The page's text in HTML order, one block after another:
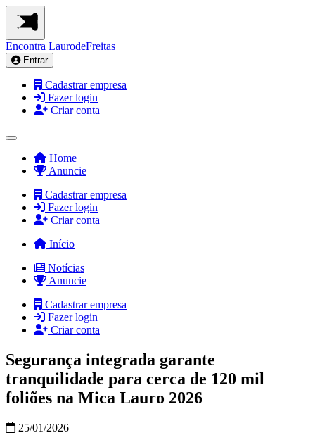
Encontra LaurodeFreitas
Entrar
Cadastrar empresa
Fazer login
Criar conta
Home
Anuncie
Cadastrar empresa
Fazer login
Criar conta
Início
Notícias
Anuncie
Cadastrar empresa
Fazer login
Criar conta
Segurança integrada garante
tranquilidade para cerca de 120 mil
foliões na Mica Lauro 2026
25/01/2026